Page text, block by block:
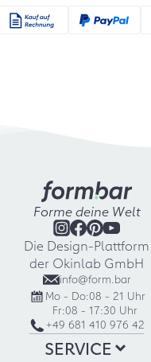
Forme deine Welt
Die Design-Plattform
der Okinlab GmbH
info@form.bar
Mo - Do:08 - 21 Uhr
Fr:08 - 17:30 Uhr
+49 681 410 976 42
SERVICE